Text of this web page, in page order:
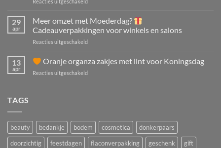
juni!
voetbal
komt
eraan:
oranje
zakjes
feest,
29
apr
Meer omzet met Moederdag?
Cadeauverpakkingen voor winkels en salons
Reacties uitgeschakeldvoor
met
Moederdag?
salons
13
apr
Oranje organza zakjes met lint voor Koningsdag
Reacties uitgeschakeldvoor
lint
voor
Koningsdag
TAGS
beauty bedankje bodem cosmetica
donkerpaars
doorzichtig
feestdagen flaconverpakking geschenk
gift